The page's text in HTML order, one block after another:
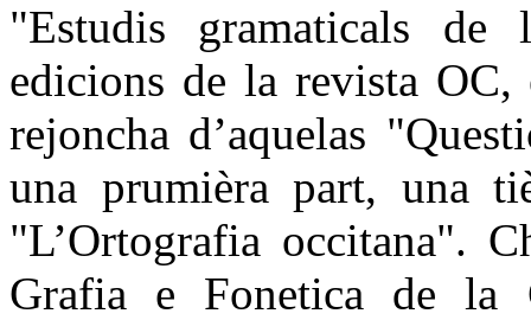
"Estudis gramaticals de
edicions de la revista OC,
rejoncha d’aquelas
una prumièra part, una
"L’Ortografia occitana".
Grafia e Fonetica de la